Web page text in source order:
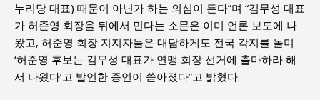
누리당 대표) 때문이 아닌가 하는 의심이 든다”며 “김무성 대표
가 허준영 회장을 뒤에서 민다는 소문은 이미 언론 보도에 나
왔고, 허준영 회장 지지자들은 대담하게도 전국 각지를 돌며
‘허준영 후보는 김무성 대표가 연맹 회장 선거에 출마하라 해
서 나왔다’고 발언한 증언이 쏟아졌다”고 밝혔다.